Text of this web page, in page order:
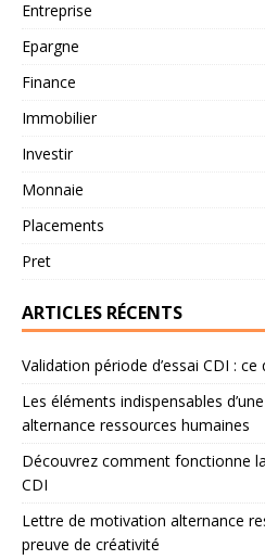
Entreprise
Epargne
Finance
Immobilier
Investir
Monnaie
Placements
Pret
ARTICLES RÉCENTS
Validation période d’essai CDI :
Les éléments indispensables
alternance ressources humaines
Découvrez comment fonctionne
CDI
Lettre de motivation alternance
preuve de créativité